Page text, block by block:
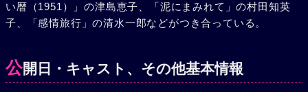
い暦（1951）」の津島恵子、「泥にまみれて」の村田知英
子、「感情旅行」の清水一郎などがつき合っている。
公開日・キャスト、その他基本情報